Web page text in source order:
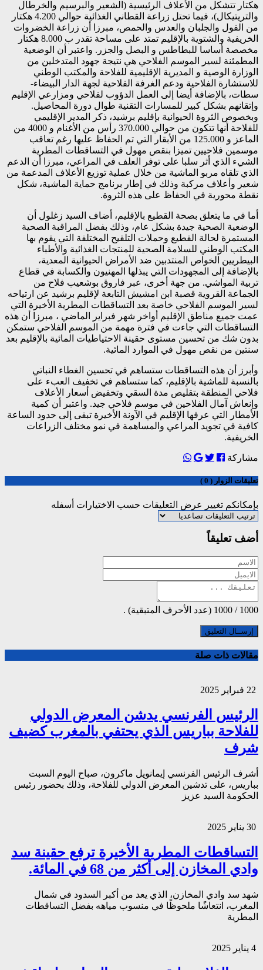
هكتار تتشكل من الأعلاف الرئيسية (الشعير والبرسيم والخرطال
والتريتيكال)، فيما تحتل زراعة القطاني الغذائية حوالي 4.200 هكتار
من الفول والجلبان والعدس والحمص، مبرزا أن زراعة الخضروات
الخريفية والشتوية بالإقليم تمتد على مساحة تقدر ب 8.000 هكتار
مخصصة أساسا للبطاطس و البصل والجزر. واعتبر أن الوضعية
المطمئنة لسير الموسم الفلاحي هي نتيجة جهود المتدخلين من
الوزارة الوصية و المديرية الإقليمية للفلاحة والمكتب الوطني
للاستشارة الفلاحية ودعم الغرفة الفلاحية لجهة الدار البيضاء-
سطات، بالإضافة أيضا إلى العمل الدؤوب لفلاحي ومزارعي الإقليم
وإتقانهم بشكل كبير للمسارات التقنية طوال دورة المحاصيل.
وبخصوص الثروة الحيوانية بإقليم برشيد، ذكر المدير الإقليمي
للفلاحة أنها تتكون من حوالي 370.000 رأس من الأغنام و 4000 من
الماعز و 125.000 من الأبقار التي تم الحفاظ عليها رغم تعاقب
موسمين فلاحيين تميزا بنقص مهول في التساقطات المطرية
الشيء الذي أثر سلبا على توفر العلف في المراعي، مبرزا أن الدعم
الذي تلقاه مربو الماشية من خلال عملية توزيع الأعلاف المدعمة من
شعير وأعلاف مركبة وذلك في إطار برنامج حماية الماشية، شكل
نقطة محورية في الحفاظ على هذه الثروة.
أما في ما يتعلق بصحة القطيع بالإقليم، أضاف السيد زغلول أن
الوضعية الصحية جيدة بشكل عام، وذلك بفضل المراقبة الصحية
المستمرة لحالة القطيع وحملات التلقيح المختلفة التي يقوم بها
المكتب الوطني للسلامة الصحية للمنتجات الغذائية والأطباء
البيطريين الخواص المنتدبين ضد الأمراض الحيوانية المعدية،
بالإضافة إلى المجهودات التي يبذلها المهنيون والكسابة في قطاع
تربية المواشي. من جهة أخرى، عبر فاروق بوشعيب فلاح من
الجماعة القروية قصبة ابن امشيش التابعة لإقليم برشيد عن ارتياحه
لسير الموسم الفلاحي خاصة بعد التساقطات المطرية الأخيرة التي
عمت جميع مناطق الإقليم أواخر شهر فبراير الماضي ، مبرزا أن هذه
التساقطات التي جاءت في فترة مهمة من الموسم الفلاحي ستمكن
بدون شك من تحسين مستوى حقينة الاحتياطيات المائية بالإقليم بعد
سنتين من نقص مهول في الموارد المائية.
وأبرز أن هذه التساقطات ستساهم في تحسين الغطاء النباتي
بالنسبة للماشية بالإقليم، كما ستساهم في تخفيف العبء على
فلاحي المنطقة بتقليص مدة السقي وتخفيض أسعار الأعلاف
وإنعاش آمال الفلاحين في موسم فلاحي جيد. واعتبر أن كمية
الأمطار التي عرفها الإقليم في الآونة الأخيرة تبقى إلى حدود الساعة
كافية في تجويد المراعي والمساهمة في نمو مختلف الزراعات
الخريفية.
مشاركة
تعليقات الزوار ( 0 )
بإمكانكم تغيير عرض التعليقات حسب الاختيارات أسفله
أضف تعليقاً
1000
/
1000 (عدد الأحرف المتبقية) .
مقالات ذات صلة
الرئيس الفرنسي يدشن المعرض الدولي
للفلاحة بباريس الذي يحتفي بالمغرب كضيف
شرف
أشرف الرئيس الفرنسي إيمانويل ماكرون، صباح اليوم السبت
بباريس، على تدشين المعرض الدولي للفلاحة، وذلك بحضور رئيس
الحكومة السيد عزيز
التساقطات المطرية الأخيرة ترفع حقينة سد
وادي المخازن إلى أكثر من 68 في المائة.
شهد سد وادي المخازن، الذي يعد من أكبر السدود في شمال
المغرب، انتعاشًا ملحوظًا في منسوب مياهه بفضل التساقطات
المطرية